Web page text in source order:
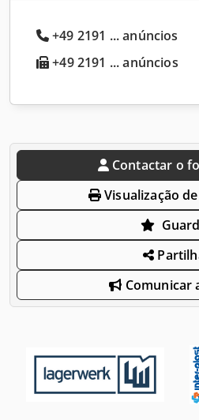
+49 2191 ... anúncios
+49 2191 ... anúncios
Contactar o
Visualização
Comunicar